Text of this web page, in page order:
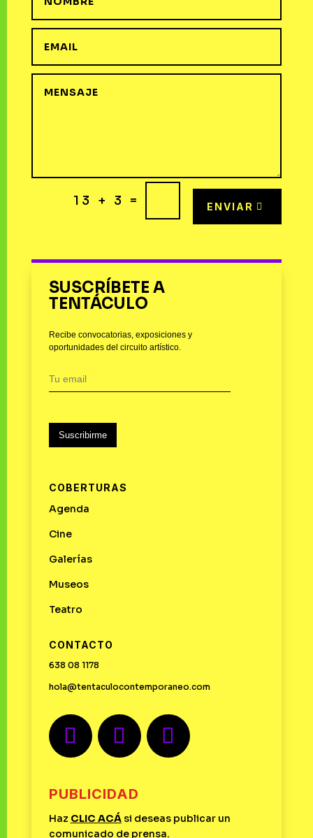
13 + 3 = ENVIAR
SUSCRÍBETE A
TENTÁCULO
Recibe convocatorias, exposiciones y
oportunidades del circuito artístico.
Suscribirme
COBERTURAS
Agenda
Cine
Galerías
Museos
Teatro
CONTACTO
638 08 1178
hola@tentaculocontemporaneo.com
PUBLICIDAD
Haz CLIC ACÁsi deseas publicar un
comunicado de prensa.